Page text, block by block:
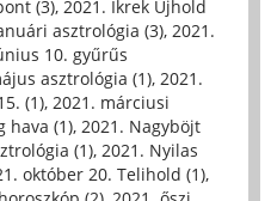
(3), 2021. Ikrek Újhold
asztrológia (3), 2021.
10. gyűrűs
asztrológia (1), 2021.
(1), 2021. márciusi
hava (1), 2021. Nagyböjt
(1), 2021. Nyilas
október 20. Telihold (1),